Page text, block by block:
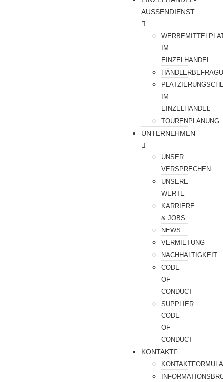
AUSSENDIENST
IM
EINZELHANDEL
IM
EINZELHANDEL
TOURENPLANUNG
UNTERNEHMEN
UNSER
VERSPRECHEN
UNSERE
WERTE
KARRIERE
& JOBS
NEWS
VERMIETUNG
NACHHALTIGKEIT
CODE
OF
CONDUCT
SUPPLIER
CODE
OF
CONDUCT
KONTAKT